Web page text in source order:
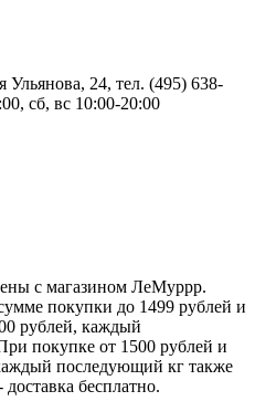
24, тел. (495) 638-
сб, вс 10:00-20:00
с магазином ЛеМуррр.
покупки до 1499 рублей и
рублей, каждый
покупке от 1500 рублей и
последующий кг также
бесплатно.